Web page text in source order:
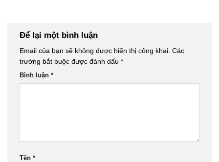
Để lại một bình luận
Email của bạn sẽ không được hiển thị công khai. Các
trường bắt buộc được đánh dấu *
Bình luận *
Tên *